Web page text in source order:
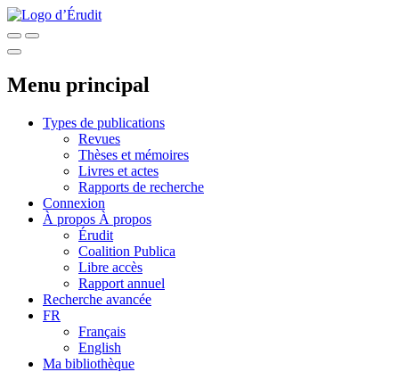
Menu principal
Types de publications
Revues
Thèses et mémoires
Livres et actes
Rapports de recherche
Connexion
À propos À propos
Érudit
Coalition Publica
Libre accès
Rapport annuel
Recherche avancée
FR
Français
English
Ma bibliothèque